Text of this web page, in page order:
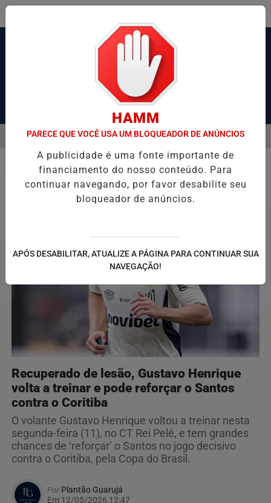
Pesquisar Notícia
GRAVE APÓS SER ESFAQUEADO EM GUARUJÁ
EM ALTA
MENU
Esporte
Recuperado de lesão, Gustavo Henrique
volta a treinar e pode reforçar o Santos
contra o Coritiba
O volante Gustavo Henrique voltou a treinar nesta
segunda-feira (11), no CT Rei Pelé, e tem grandes
chances de ‘reforçar’ o Santos no jogo decisivo
contra o Coritiba, pela Copa do Brasil.
PorPlantão Guarujá
Em 12/05/2026 12:47
HAMM
PARECE QUE VOCÊ USA UM BLOQUEADOR DE ANÚNCIOS
A publicidade é uma fonte importante de
financiamento do nosso conteúdo. Para
continuar navegando, por favor desabilite seu
bloqueador de anúncios.
APÓS DESABILITAR, ATUALIZE A PÁGINA PARA CONTINUAR SUA
NAVEGAÇÃO!